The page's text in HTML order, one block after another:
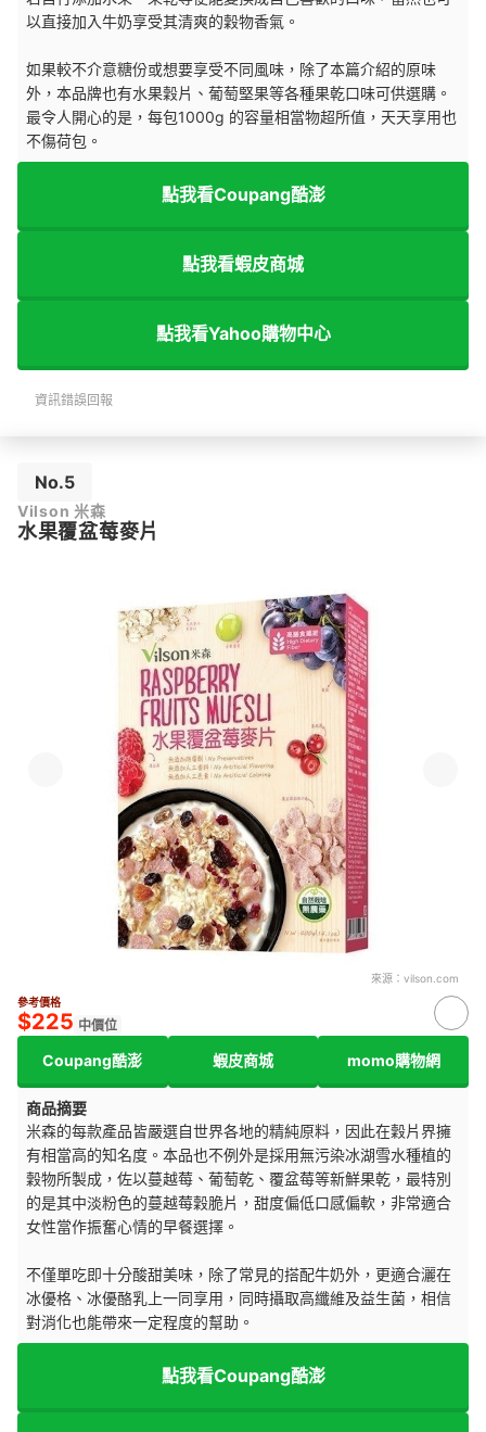
以直接加入牛奶享受其清爽的穀物香氣。
如果較不介意糖份或想要享受不同風味，除了本篇介紹的原味
外，本品牌也有水果穀片、葡萄堅果等各種果乾口味可供選購。
最令人開心的是，每包1000g 的容量相當物超所值，天天享用也
不傷荷包。
點我看Coupang酷澎
點我看蝦皮商城
點我看Yahoo購物中心
資訊錯誤回報
No.5
Vilson 米森
水果覆盆莓麥片
來源： vilson.com
參考價格
$225 中價位
Coupang酷澎 蝦皮商城 momo購物網
商品摘要
米森的每款產品皆嚴選自世界各地的精純原料，因此在穀片界擁
有相當高的知名度。本品也不例外是採用無污染冰湖雪水種植的
穀物所製成，佐以蔓越莓、葡萄乾、覆盆莓等新鮮果乾，最特別
的是其中淡粉色的蔓越莓穀脆片，甜度偏低口感偏軟，非常適合
女性當作振奮心情的早餐選擇。
不僅單吃即十分酸甜美味，除了常見的搭配牛奶外，更適合灑在
冰優格、冰優酪乳上一同享用，同時攝取高纖維及益生菌，相信
對消化也能帶來一定程度的幫助。
點我看Coupang酷澎